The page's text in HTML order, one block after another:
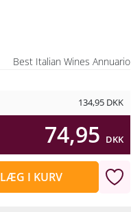
Best Italian Wines Annuario
134,95 DKK
74,95 DKK
LÆG I KURV